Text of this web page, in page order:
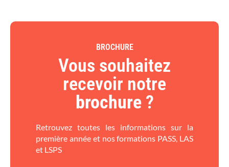
BROCHURE
Vous souhaitez
recevoir notre
brochure?​
Retrouvez toutes les informations sur la
première année et nos formations PASS, LAS
et LSPS